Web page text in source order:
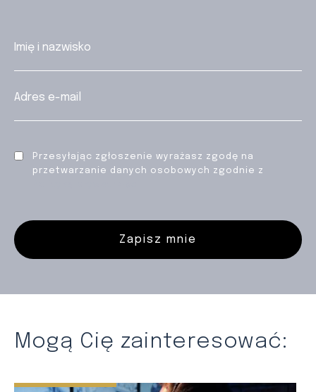
Przesyłając zgłoszenie wyrażasz zgodę na
przetwarzanie danych osobowych zgodnie z
Zapisz mnie
Mogą Cię zainteresować: